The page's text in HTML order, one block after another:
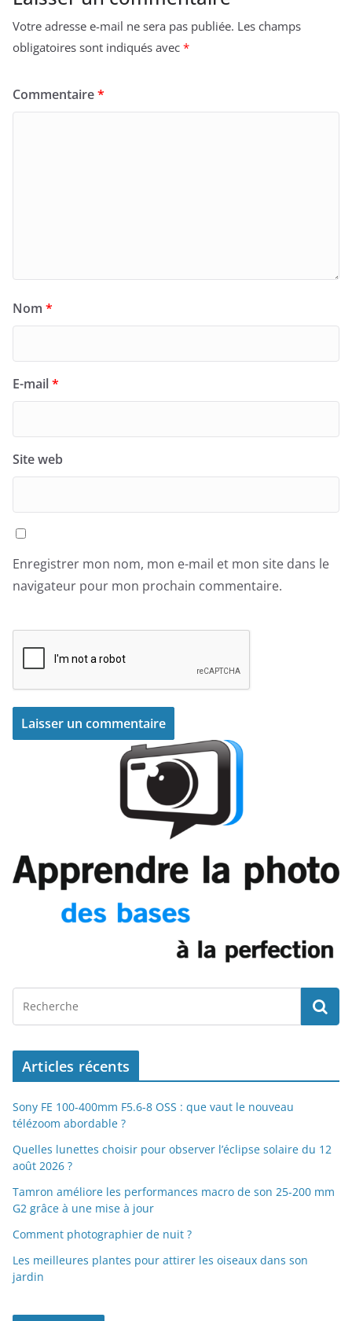
Votre adresse e-mail ne sera pas publiée. Les champs
obligatoires sont indiqués avec *
Commentaire*
Nom *
E-mail*
Site web
Enregistrer mon nom, mon e-mail et mon site dans le
navigateur pour mon prochain commentaire.
Articles récents
Sony FE 100-400mm F5.6-8 OSS : que vaut le nouveau
télézoom abordable ?
Quelles lunettes choisir pour observer l’éclipse solaire du 12
août 2026 ?
Tamron améliore les performances macro de son 25-200 mm
G2 grâce à une mise à jour
Comment photographier de nuit ?
Les meilleures plantes pour attirer les oiseaux dans son
jardin